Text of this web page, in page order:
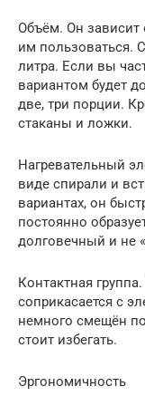
Объём. Он зависит
им пользоваться.
литра. Если вы
вариантом будет
две, три порции.
стаканы и ложки.
Нагревательный
виде спирали и
вариантах, он
постоянно
долговечный и не
Контактная
соприкасается с
немного смещён
стоит избегать.
Эргономичность